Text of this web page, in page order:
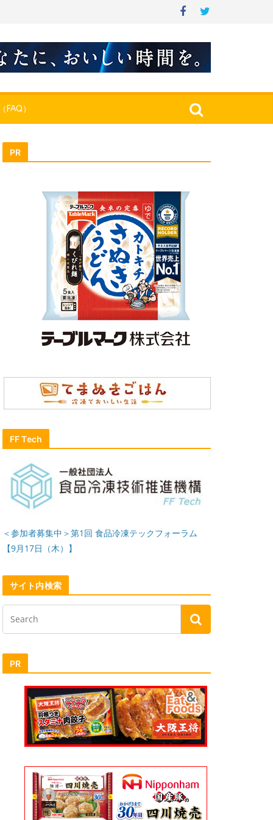
）
PR
FF Tech
＜参加者募集中＞第1回 食品冷凍テックフォーラム
【9月17日（木）】
サイト内検索
PR